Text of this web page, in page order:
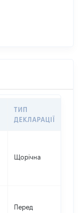
ТИП
ДЕКЛАРАЦІЇ
Щорічна
Перед